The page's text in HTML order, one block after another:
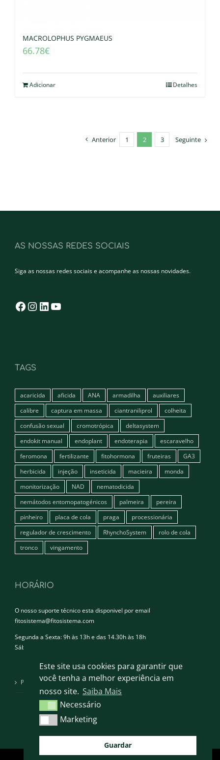
Este site usa cookies para garantir que
você tenha a melhor experiência em
nosso site. Saiba Mais
Necessário
Necessário
MarketingMarketing
Guardar
MACROLOPHUS PYGMAEUS
66.78€
Adicionar Detalhes
Anterior 1 2 3 Seguinte
AS NOSSAS REDES SOCIAIS
Siga as nossas redes sociais e acompanhe as nossas novidades.
Facebook
Instagram
LinkedIn
TAGS
acaricida aficida ANA armadilha
auxiliares
calibre
captura em massa ciantraniliprol
colheita
confusão sexual
cromotrópica
deltasystem
endokit manual
endoplant endoterapia
escaravelho
feromona
fertilizante fitohormona fruteiras
GA3
herbicida
injeção inseticida macieira
monda
monitorização
NAD
nematodicida
nemátodos entomopatogénicos
palmeira
pereira
pinheiro
placa de cola praga
processionária
regulador de crescimento
RhynchoSystem
rolo de cola
tronco
vingamento
HORÁRIO
O nosso suporte técnico esta disponivel por email
fitosistema@fitosistema.com
Segunda a Sexta: 9h às 13h e das 14.30h às 18h
Sábado e Domingo: Encerrado
Política de privacidade